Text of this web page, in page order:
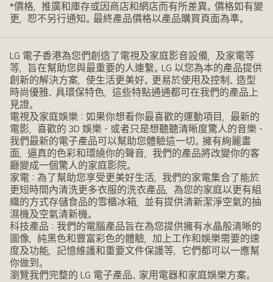
*價格，推廣和庫存或因商店和網店而有所差異。價格如有變
更，恕不另行通知。最終產品價格以產品購買頁面為準。
LG 電子香港為您們創造了電視及家庭影音設備，及家電等
等，旨在幫助您與最重要的人連繫。LG 以您為本的產品提供
創新的解決方案，使生活更美好。更易於使用及控制、造型
時尚優雅、具環保特色，這些特點通通都可在我們的產品上
見證。
電視及家庭娛樂：如果你想看你最喜歡的運動項目，最新的
電影，喜歡的 3D 娛樂 - 或者只是想聽聽清晰度驚人的音樂 -
我們最新的電子產品可以幫助您體驗這一切。擁有絢麗畫
面，逼真的色彩和環繞你的聲音，我們的產品將改變你的客
廳變成一個驚人的家庭影院。
家電：為了幫助您享受更美好生活，我們的家電集合了能於
更短時間內清洗更多衣服的洗衣產品，為您的家庭以更有組
織的方式存儲食品的雪櫃冰箱，並有提供清新潔淨空氣的抽
濕機及空氣清新機。
科技產品：我們的電腦產品旨在為您提供擁有水晶般清晰的
圖像，純黑色和豐富彩色的體驗，加上工作和娛樂需要的速
度及功能，記憶維護和重要文件保護等，它們都可以一應幫
你做到。
瀏覽我們完整的 LG 電子產品、家用電器和家庭娛樂方案。